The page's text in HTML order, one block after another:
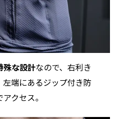
殊な設計なので、右利き
端にあるジップ付き防
クセス。